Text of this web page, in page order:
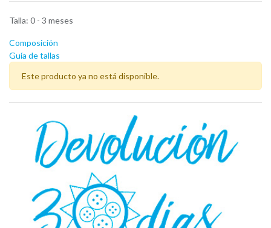
Talla: 0 - 3 meses
Composición
Guía de tallas
Este producto ya no está disponible.